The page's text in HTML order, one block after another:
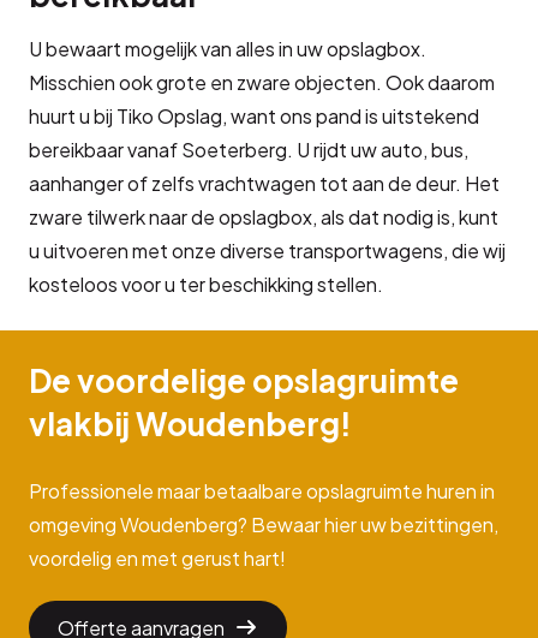
U bewaart mogelijk van alles in uw opslagbox.
Misschien ook grote en zware objecten. Ook daarom
huurt u bij Tiko Opslag, want ons pand is uitstekend
bereikbaar vanaf Soeterberg. U rijdt uw auto, bus,
aanhanger of zelfs vrachtwagen tot aan de deur. Het
zware tilwerk naar de opslagbox, als dat nodig is, kunt
u uitvoeren met onze diverse transportwagens, die wij
kosteloos voor u ter beschikking stellen.
De voordelige opslagruimte
vlakbij Woudenberg!
Professionele maar betaalbare opslagruimte huren in
omgeving Woudenberg? Bewaar hier uw bezittingen,
voordelig en met gerust hart!
Offerte aanvragen